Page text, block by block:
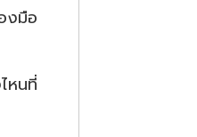
งมือ
หนที่